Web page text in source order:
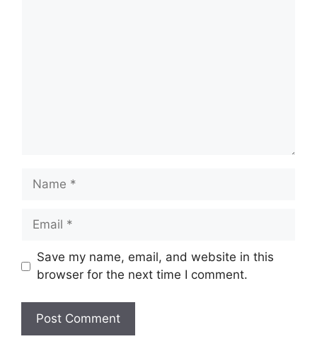
Name
Email
Website
Save my name, email, and website in this
browser for the next time I comment.